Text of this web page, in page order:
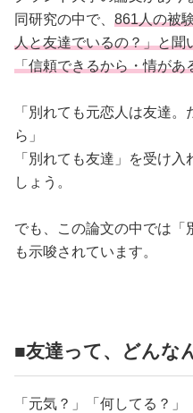
同研究の中で、 861人の被
人と友達でいるの？」と聞
「信頼できるから・情があ
「別れても元恋人は友達
ら」
「別れても友達」を受け
しょう。
でも、この論文の中では「
も示唆されています。
■友達って、どんな
「元気？」「何してる？」